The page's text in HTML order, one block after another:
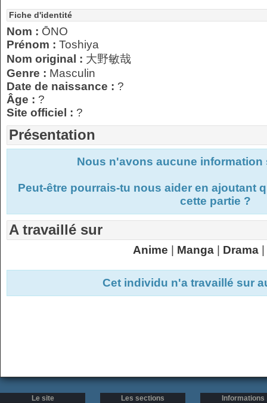
Fiche d'identité
Nom : ŌNO
Prénom : Toshiya
Nom original : 大野敏哉
Genre : Masculin
Date de naissance : ?
Âge : ?
Site officiel : ?
Présentation
Nous n'avons aucune
Peut-être pourrais-tu nous aider en ajoutant
cette partie ?
A travaillé sur
Anime Manga Drama
Cet individu n'a travaillé sur
Le site
Les sections
Informations